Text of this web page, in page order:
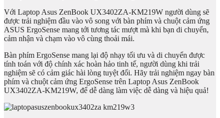
Với Laptop Asus ZenBook UX3402ZA-KM219W người dùng sẽ
được trải nghiệm đầu vào vô song với bàn phím và chuột cảm ứng
ASUS ErgoSense mang tới tương tác mượt mà khi bạn di chuyển,
cảm nhận và chạm vào vô cùng thoải mái.
Bàn phím ErgoSense mang lại độ nhạy tối ưu và di chuyển được
tính toán với độ chính xác hoàn hảo tinh tế, người dùng khi trải
nghiệm sẽ có cảm giác hài lòng tuyệt đối. Hãy trải nghiệm ngay bàn
phím và chuột cảm ứng ErgoSense trên Laptop Asus ZenBook
UX3402ZA-KM219W, để dễ dàng làm việc dễ dàng và hiệu quả!